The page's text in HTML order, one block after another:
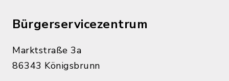
Bürgerservicezentrum
Marktstraße 3a
86343 Königsbrunn